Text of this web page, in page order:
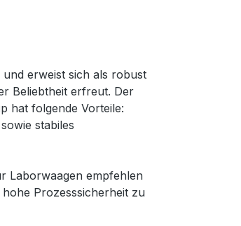
erweist sich als robust
Beliebtheit erfreut. Der
hat folgende Vorteile:
stabiles
Laborwaagen empfehlen
Prozesssicherheit zu